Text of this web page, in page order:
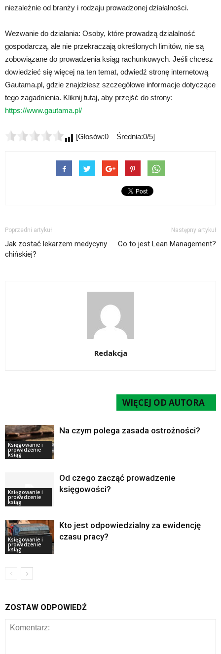
niezależnie od branży i rodzaju prowadzonej działalności.
Wezwanie do działania: Osoby, które prowadzą działalność
gospodarczą, ale nie przekraczają określonych limitów, nie są
zobowiązane do prowadzenia ksiąg rachunkowych. Jeśli chcesz
dowiedzieć się więcej na ten temat, odwiedź stronę internetową
Gautama.pl, gdzie znajdziesz szczegółowe informacje dotyczące
tego zagadnienia. Kliknij tutaj, aby przejść do strony:
https://www.gautama.pl/
[Głosów:0 Średnia:0/5]
Poprzedni artykuł
Jak zostać lekarzem medycyny
chińskiej?
Następny artykuł
Co to jest Lean Management?
Redakcja
WIĘCEJ OD AUTORA
Księgowanie i
prowadzenie
ksiąg
Na czym polega zasada ostrożności?
Księgowanie i
prowadzenie
ksiąg
Od czego zacząć prowadzenie
księgowości?
Księgowanie i
prowadzenie
ksiąg
Kto jest odpowiedzialny za ewidencję
czasu pracy?
ZOSTAW ODPOWIEDŹ